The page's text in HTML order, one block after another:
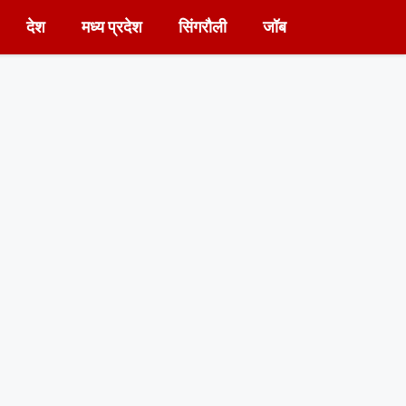
देश मध्य प्रदेश सिंगरौली जॉब